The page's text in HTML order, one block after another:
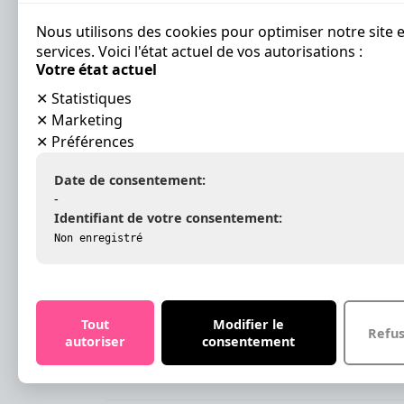
Nous utilisons des cookies pour optimiser notre site
services. Voici l'état actuel de vos autorisations :
Votre état actuel
✕ Statistiques
✕ Marketing
✕ Préférences
Date de consentement:
-
Identifiant de votre consentement:
Non enregistré
Tout
autoriser
Modifier le
consentement